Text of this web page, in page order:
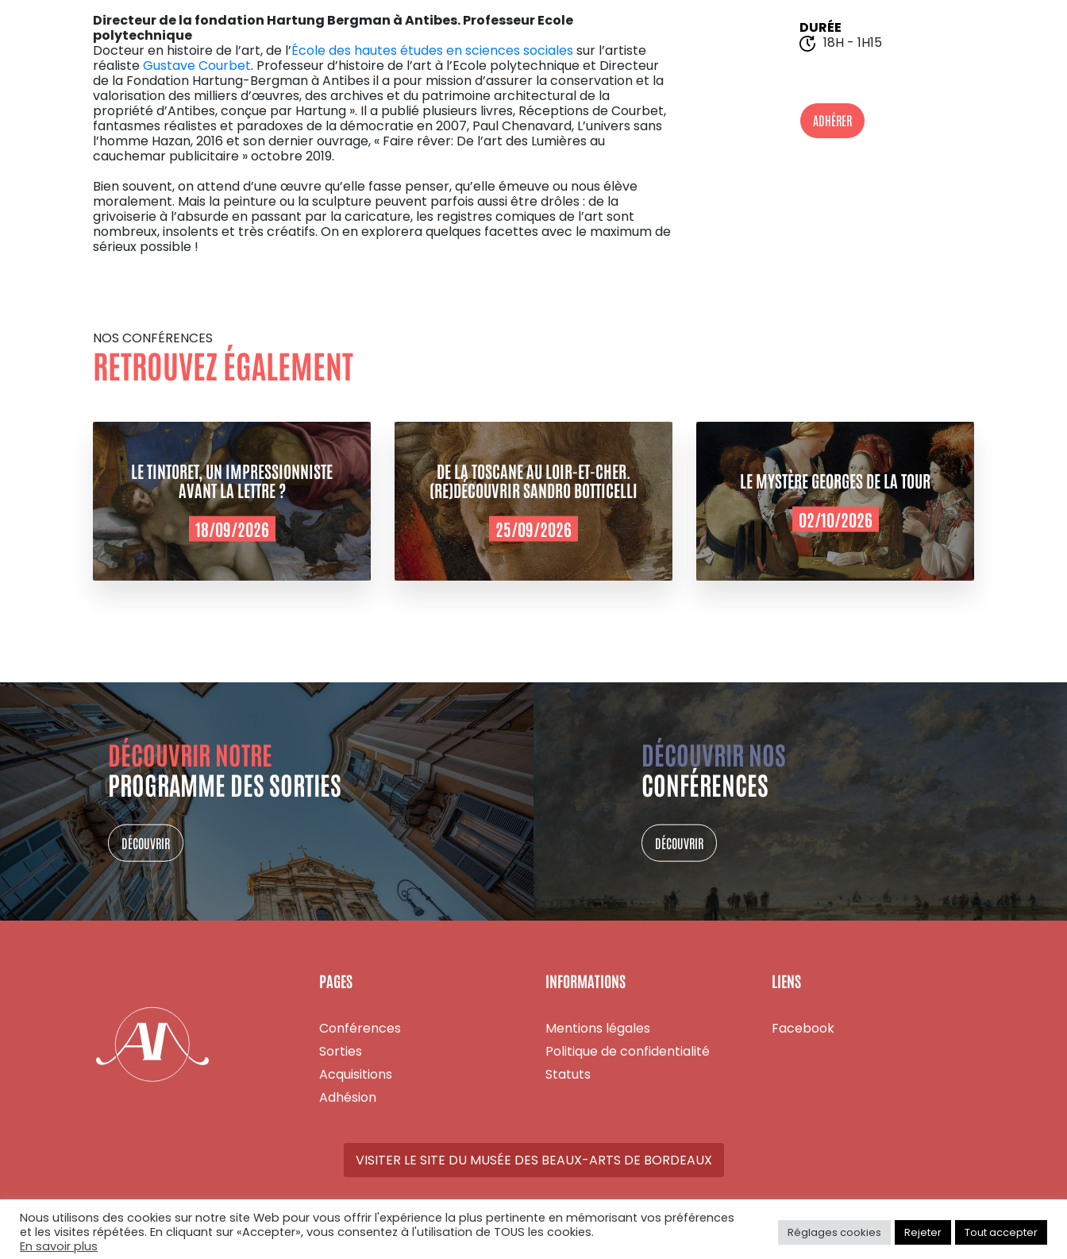
Directeur de la fondation Hartung Bergman à Antibes. Professeur Ecole
polytechnique
Docteur en histoire de l’art, de l’École des hautes études en sciences socialessur l’artiste
réalisteGustave Courbet. Professeur d’histoire de l’art à l’Ecole polytechnique et Directeur
de la Fondation Hartung-Bergman à Antibes il a pour mission d’assurer la conservation et la
valorisation des milliers d’œuvres, des archives et du patrimoine architectural de la
propriété d’Antibes, conçue par Hartung ». Il a publié plusieurs livres, Réceptions de Courbet,
fantasmes réalistes et paradoxes de la démocratie en 2007, Paul Chenavard, L’univers sans
l’homme Hazan, 2016 et son dernier ouvrage, « Faire rêver: De l’art des Lumières au
cauchemar publicitaire » octobre 2019.
Bien souvent, on attend d’une œuvre qu’elle fasse penser, qu’elle émeuve ou nous élève
moralement. Mais la peinture ou la sculpture peuvent parfois aussi être drôles : de la
grivoiserie à l’absurde en passant par la caricature, les registres comiques de l’art sont
nombreux, insolents et très créatifs. On en explorera quelques facettes avec le maximum de
sérieux possible !
DURÉE
18H - 1H15
ADHÉRER
NOS CONFÉRENCES
RETROUVEZ ÉGALEMENT
LE TINTORET, UN IMPRESSIONNISTE
AVANT LA LETTRE ?
18/09/2026
DE LA TOSCANE AU LOIR-ET-CHER.
(RE)DÉCOUVRIR SANDRO BOTTICELLI
25/09/2026
LE MYSTÈRE GEORGES DE LA TOUR
02/10/2026
DÉCOUVRIR NOTRE
PROGRAMME DES SORTIES
DÉCOUVRIR
DÉCOUVRIR NOS
CONFÉRENCES
DÉCOUVRIR
PAGES
Conférences
Sorties
Acquisitions
Adhésion
INFORMATIONS
Mentions légales
Politique de confidentialité
Statuts
LIENS
Facebook
VISITER LE SITE DU MUSÉE DES BEAUX-ARTS DE BORDEAUX
© Copyright 2026 - Tous droits réservés - Réalisé par
Nous utilisons des cookies sur notre site Web pour vous offrir l'expérience la plus pertinente en mémorisant vos préférences
et les visites répétées. En cliquant sur «Accepter», vous consentez à l'utilisation de TOUS les cookies.
En savoir plus
Réglages cookies Rejeter Tout accepter